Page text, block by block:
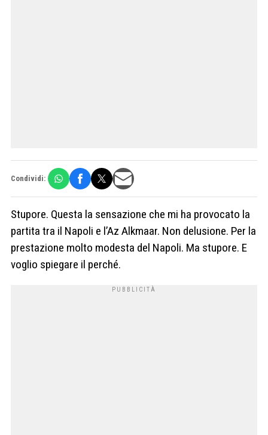
Condividi:
Stupore. Questa la sensazione che mi ha provocato la
partita tra il Napoli e l’Az Alkmaar. Non delusione. Per la
prestazione molto modesta del Napoli. Ma stupore. E
voglio spiegare il perché.